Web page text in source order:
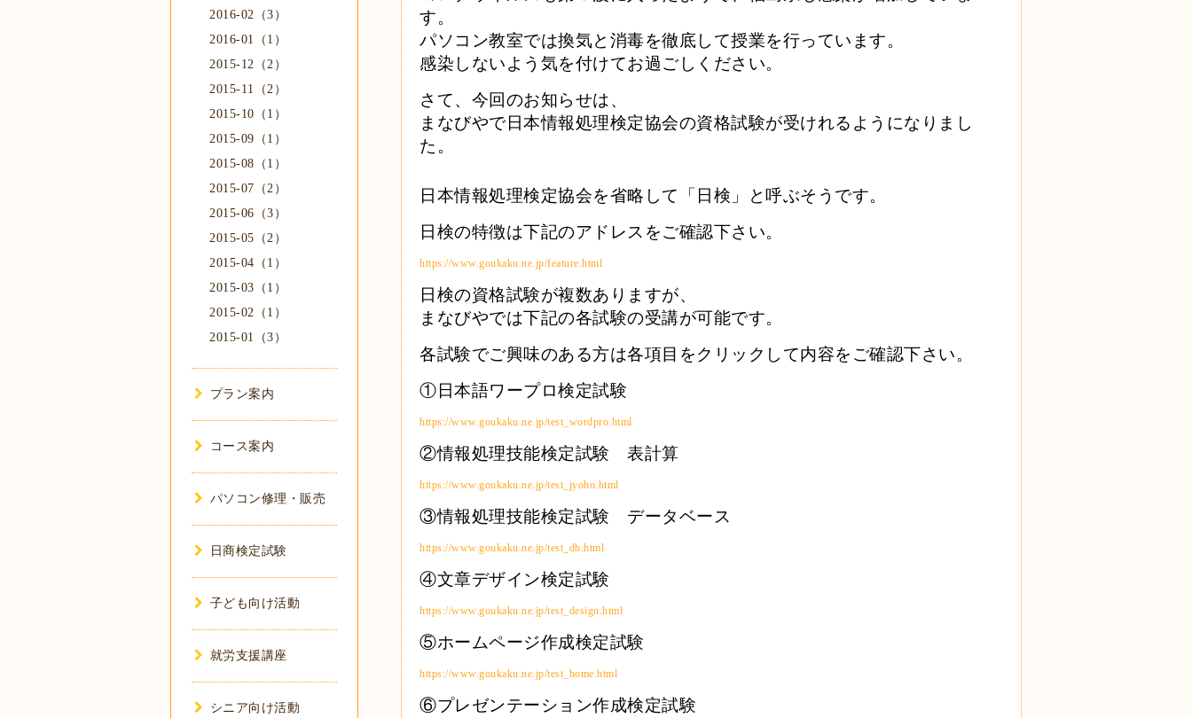
す。
パソコン教室では換気と消毒を徹底して授業を行っています。
感染しないよう気を付けてお過ごしください。
さて、今回のお知らせは、
まなびやで日本情報処理検定協会の資格試験が受けれるようになりまし
た。
日本情報処理検定協会を省略して「日検」と呼ぶそうです。
日検の特徴は下記のアドレスをご確認下さい。
https://www.goukaku.ne.jp/feature.html
日検の資格試験が複数ありますが、
まなびやでは下記の各試験の受講が可能です。
各試験でご興味のある方は各項目をクリックして内容をご確認下さい。
①日本語ワープロ検定試験
https://www.goukaku.ne.jp/test_wordpro.html
②情報処理技能検定試験 表計算
https://www.goukaku.ne.jp/test_jyoho.html
③情報処理技能検定試験 データベース
https://www.goukaku.ne.jp/test_db.html
④文章デザイン検定試験
https://www.goukaku.ne.jp/test_design.html
⑤ホームページ作成検定試験
https://www.goukaku.ne.jp/test_home.html
⑥プレゼンテーション作成検定試験
2016-02（3）
2016-01（1）
2015-12（2）
2015-11（2）
2015-10（1）
2015-09（1）
2015-08（1）
2015-07（2）
2015-06（3）
2015-05（2）
2015-04（1）
2015-03（1）
2015-02（1）
2015-01（3）
プラン案内
コース案内
パソコン修理・販売
日商検定試験
子ども向け活動
就労支援講座
シニア向け活動